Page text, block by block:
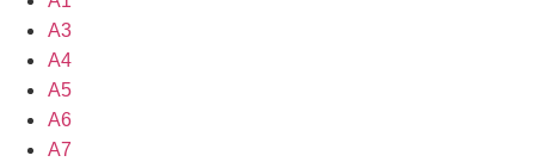
A3
A4
A5
A6
A7